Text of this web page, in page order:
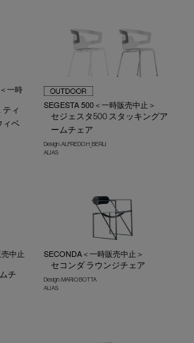
一時
ティ
ィベ
SEGESTA 500＜一時販売中止＞
セジェスタ500 スタッキングア
ームチェア
Design : ALFREDO H_BERLI
ALIAS
中止
チ
SECONDA＜一時販売中止＞
セコンダ ラウンジチェア
Design : MARIO BOTTA
ALIAS